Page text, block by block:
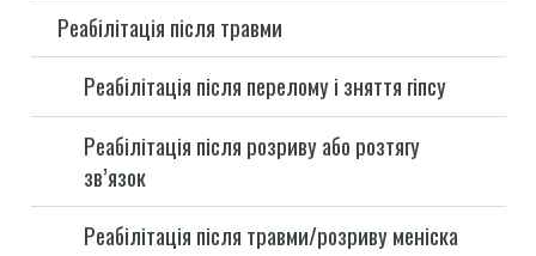
Реабілітація після травми
Реабілітація після перелому і зняття гіпсу
Реабілітація після розриву або розтягу
зв’язок
Реабілітація після травми/розриву меніска